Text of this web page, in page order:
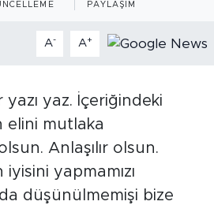
PAYLAŞIM
A- A+
yaz. İçeriğindeki
elini mutlaka
Anlaşılır olsun.
yapmamızı
düşünülmemişi bize